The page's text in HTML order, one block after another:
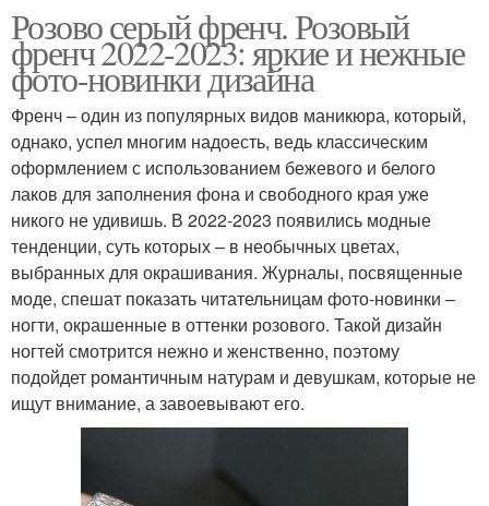
Розово серый френч. Розовый
френч 2022-2023: яркие и нежные
фото-новинки дизайна
Френч – один из популярных видов маникюра, который,
однако, успел многим надоесть, ведь классическим
оформлением с использованием бежевого и белого
лаков для заполнения фона и свободного края уже
никого не удивишь. В 2022-2023 появились модные
тенденции, суть которых – в необычных цветах,
выбранных для окрашивания. Журналы, посвященные
моде, спешат показать читательницам фото-новинки –
ногти, окрашенные в оттенки розового. Такой дизайн
ногтей смотрится нежно и женственно, поэтому
подойдет романтичным натурам и девушкам, которые не
ищут внимание, а завоевывают его.